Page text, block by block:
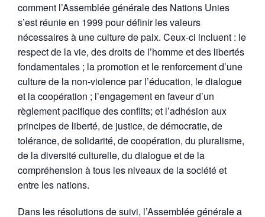
comment l’Assemblée générale des Nations Unies
s’est réunie en 1999 pour définir les valeurs
nécessaires à une culture de paix. Ceux-ci incluent : le
respect de la vie, des droits de l’homme et des libertés
fondamentales ; la promotion et le renforcement d’une
culture de la non-violence par l’éducation, le dialogue
et la coopération ; l’engagement en faveur d’un
règlement pacifique des conflits; et l’adhésion aux
principes de liberté, de justice, de démocratie, de
tolérance, de solidarité, de coopération, du pluralisme,
de la diversité culturelle, du dialogue et de la
compréhension à tous les niveaux de la société et
entre les nations.
Dans les résolutions de suivi, l’Assemblée générale a